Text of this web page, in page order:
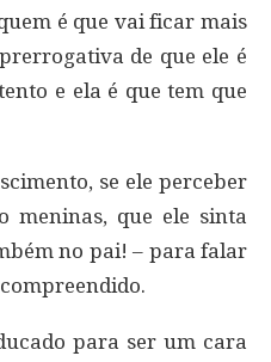
é que vai ficar mais
de que ele é
e ela é que tem que
se ele perceber
meninas, que ele sinta
no pai! – para falar
para ser um cara